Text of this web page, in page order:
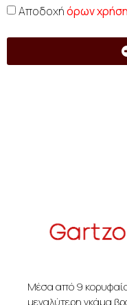
Αποδοχήόρων
Μέσα από 9
μεγαλύτερη γκάμα